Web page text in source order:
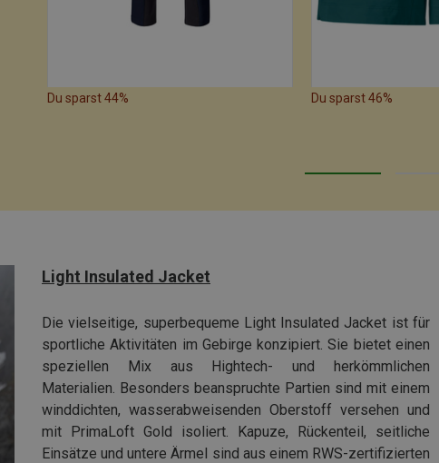
Du sparst 44% Du sparst 46%
Light Insulated Jacket
Die vielseitige, superbequeme Light Insulated Jacket ist für
sportliche Aktivitäten im Gebirge konzipiert. Sie bietet einen
speziellen Mix aus Hightech- und herkömmlichen
Materialien. Besonders beanspruchte Partien sind mit einem
winddichten, wasserabweisenden Oberstoff versehen und
mit PrimaLoft Gold isoliert. Kapuze, Rückenteil, seitliche
Einsätze und untere Ärmel sind aus einem RWS-zertifizierten